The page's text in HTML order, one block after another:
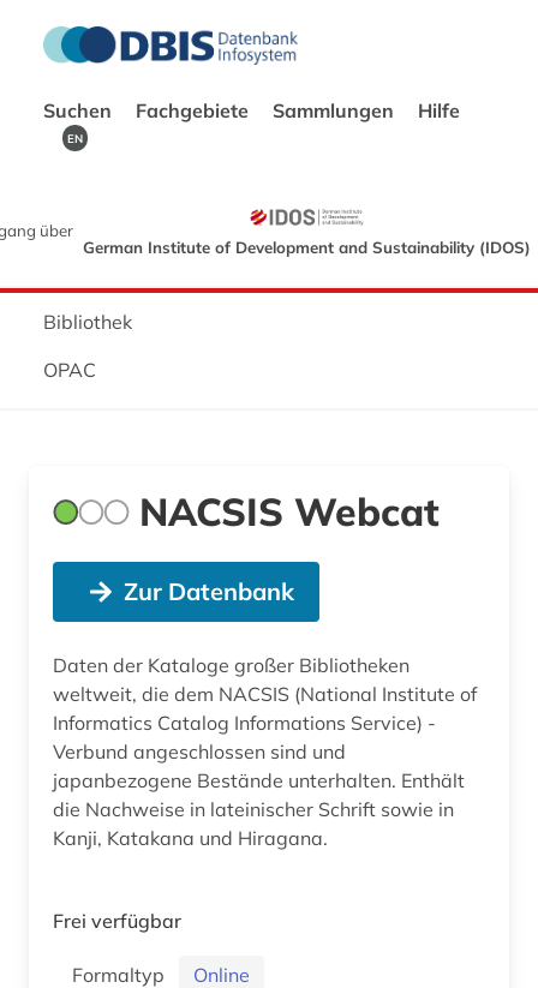
Suchen Fachgebiete Sammlungen Hilfe
EN
über
German Institute of Development and Sustainability (IDOS)
Bibliothek
OPAC
NACSIS Webcat
Zur Datenbank
Daten der Kataloge großer Bibliotheken
weltweit, die dem NACSIS (National Institute of
Informatics Catalog Informations Service) -
Verbund angeschlossen sind und
japanbezogene Bestände unterhalten. Enthält
die Nachweise in lateinischer Schrift sowie in
Kanji, Katakana und Hiragana.
Frei verfügbar
Formaltyp
Online